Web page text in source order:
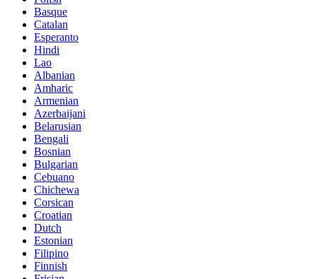
Basque
Catalan
Esperanto
Hindi
Lao
Albanian
Amharic
Armenian
Azerbaijani
Belarusian
Bengali
Bosnian
Bulgarian
Cebuano
Chichewa
Corsican
Croatian
Dutch
Estonian
Filipino
Finnish